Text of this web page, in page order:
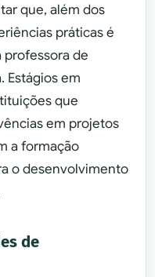
que, além dos
práticas é
professora de
Estágios em
que
em projetos
a formação
o desenvolvimento
de